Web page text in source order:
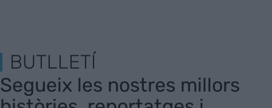
BUTLLETÍ
Segueix les nostres millors